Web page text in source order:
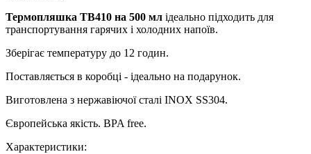
Термопляшка TB410 на 500 мл ідеально підходить для
транспортування гарячих і холодних напоїв.
Зберігає температуру до 12 годин.
Поставляється в коробці - ідеально на подарунок.
Виготовлена з нержавіючої сталі INOX SS304.
Європейська якість. BPA free.
Характеристики: